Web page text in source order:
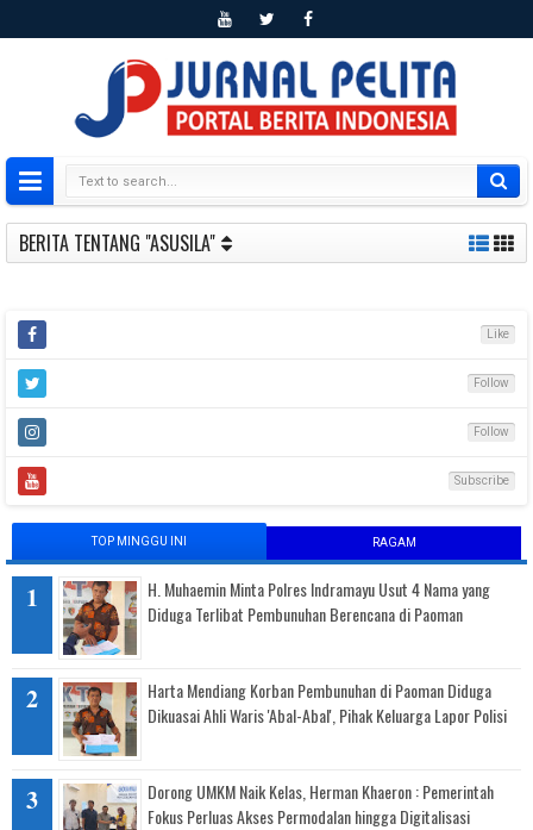
BERITA TENTANG "ASUSILA"
Like
Follow
Follow
Subscribe
TOP MINGGU INI RAGAM
H. Muhaemin Minta Polres Indramayu Usut 4 Nama yang
Diduga Terlibat Pembunuhan Berencana di Paoman
Harta Mendiang Korban Pembunuhan di Paoman Diduga
Dikuasai Ahli Waris 'Abal-Abal', Pihak Keluarga Lapor Polisi
Dorong UMKM Naik Kelas, Herman Khaeron : Pemerintah
Fokus Perluas Akses Permodalan hingga Digitalisasi